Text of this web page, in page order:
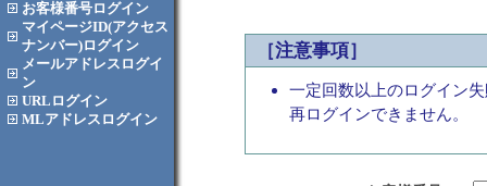
お客様番号ログイン
マイページID(アクセス
ナンバー)ログイン
メールアドレス ログイ
ン
URL ログイン
MLアドレス ログイン
［注意事項］
一定回数以上のログイン
再ログインできません。